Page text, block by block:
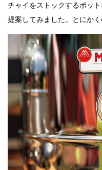
チャイをストックするポッ
提案してみました。とにかく